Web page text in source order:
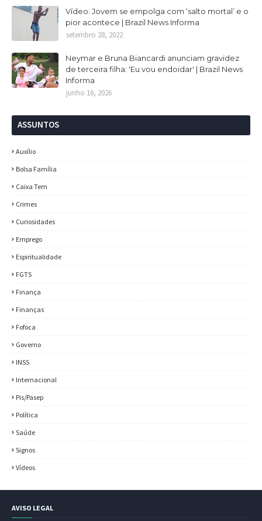
Vídeo: Jovem se empolga com ‘salto mortal’ e o
pior acontece | Brazil News Informa
setembro 28, 2022
Neymar e Bruna Biancardi anunciam gravidez
de terceira filha: 'Eu vou endoidar' | Brazil News
Informa
junho 16, 2026
ASSUNTOS
Auxílio
Bolsa Família
Caixa Tem
Crimes
Curiosidades
Emprego
Espiritualidade
FGTS
Finança
Finanças
Fofoca
Governo
INSS
Internacional
Pis/Pasep
Política
Saúde
Signos
Vídeos
AVISO LEGAL